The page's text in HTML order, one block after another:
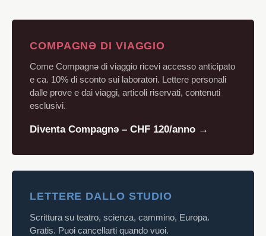
COMPAGNƏ DI VIAGGIO
Come Compagnə di viaggio ricevi accesso anticipato
e ca. 10% di sconto sui laboratori. Lettere personali
dalle prove e dai viaggi, articoli riservati, contenuti
esclusivi.
Diventa Compagnə – CHF 120/anno →
LETTERE DALLO STUDIO
Scrittura su teatro, scienza, cammino, Europa.
Gratis. Puoi cancellarti quando vuoi.